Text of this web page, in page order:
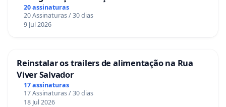
Sete Ilhas
20 assinaturas
20 Assinaturas / 30 dias
9 Jul 2026
Reinstalar os trailers de alimentação na Rua
Viver Salvador
17 assinaturas
17 Assinaturas / 30 dias
18 Jul 2026